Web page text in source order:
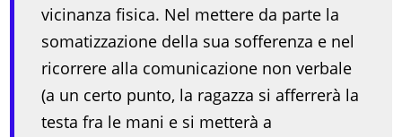
vicinanza fisica. Nel mettere da parte la
somatizzazione della sua sofferenza e nel
ricorrere alla comunicazione non verbale
(a un certo punto, la ragazza si afferrerà la
testa fra le mani e si metterà a